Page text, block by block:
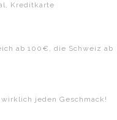
Kreditkarte
ab 100€, die Schweiz ab
jeden Geschmack!